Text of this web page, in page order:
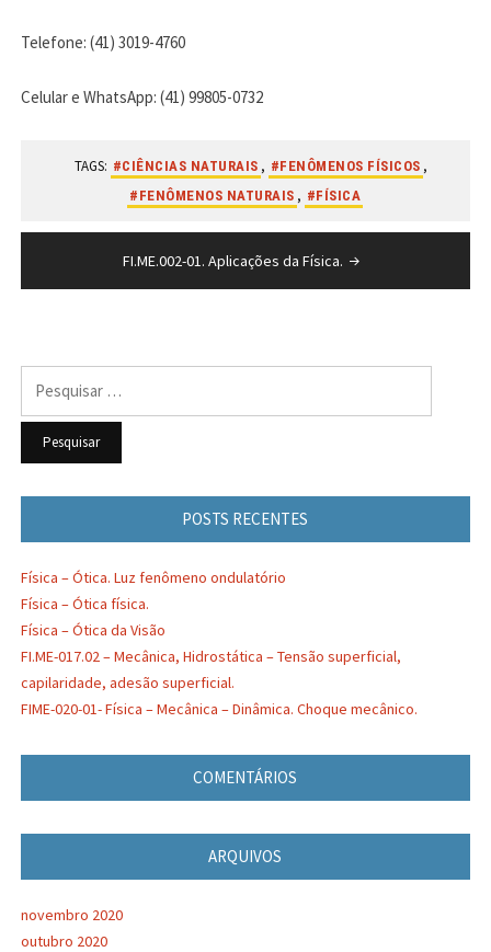
Telefone: (41) 3019-4760
Celular e WhatsApp: (41) 99805-0732
TAGS: #CIÊNCIAS NATURAIS , #FENÔMENOS FÍSICOS ,
#FENÔMENOS NATURAIS , #FÍSICA
Navegação
de
FI.ME.002-01. Aplicações da Física.
POSTS RECENTES
Física – Ótica. Luz fenômeno ondulatório
Física – Ótica física.
Física – Ótica da Visão
FI.ME-017.02 – Mecânica, Hidrostática – Tensão superficial,
capilaridade, adesão superficial.
FIME-020-01- Física – Mecânica – Dinâmica. Choque mecânico.
COMENTÁRIOS
ARQUIVOS
novembro 2020
outubro 2020